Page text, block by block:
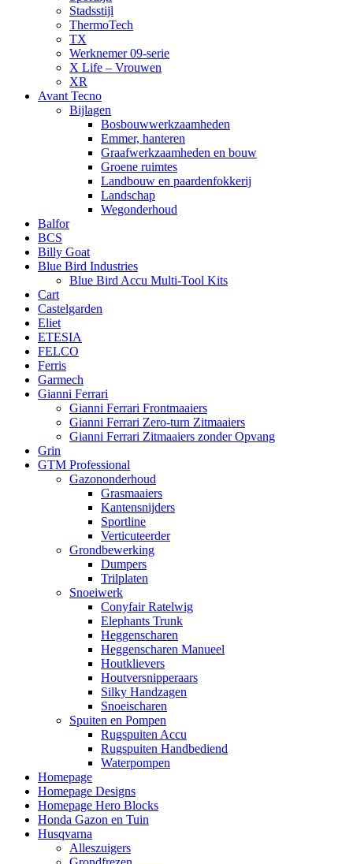
Stadsstijl
ThermoTech
TX
Werknemer 09-serie
X Life – Vrouwen
XR
Avant Tecno
Bijlagen
Bosbouwwerkzaamheden
Emmer, hanteren
Graafwerkzaamheden en bouw
Groene ruimtes
Landbouw en paardenfokkerij
Landschap
Wegonderhoud
Balfor
BCS
Billy Goat
Blue Bird Industries
Blue Bird Accu Multi-Tool Kits
Cart
Castelgarden
Eliet
ETESIA
FELCO
Ferris
Garmech
Gianni Ferrari
Gianni Ferrari Frontmaaiers
Gianni Ferrari Zero-turn Zitmaaiers
Gianni Ferrari Zitmaaiers zonder Opvang
Grin
GTM Professional
Gazononderhoud
Grasmaaiers
Kantensnijders
Sportline
Verticuteerder
Grondbewerking
Dumpers
Trilplaten
Snoeiwerk
Conyfair Ratelwig
Elephants Trunk
Heggenscharen
Heggenscharen Manueel
Houtklievers
Houtversnipperaars
Silky Handzagen
Snoeischaren
Spuiten en Pompen
Rugspuiten Accu
Rugspuiten Handbediend
Waterpompen
Homepage
Homepage Designs
Homepage Hero Blocks
Honda Gazon en Tuin
Husqvarna
Alleszuigers